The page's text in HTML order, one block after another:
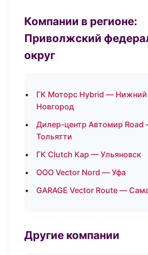
Компании в регионе:
Приволжский
округ
ГК Моторс Hybrid — Нижний
Новгород
Дилер-центр Автомир Road
Тольятти
ГК Clutch Кар — Ульяновск
ООО Vector Nord — Уфа
GARAGE Vector Route —
Другие компании